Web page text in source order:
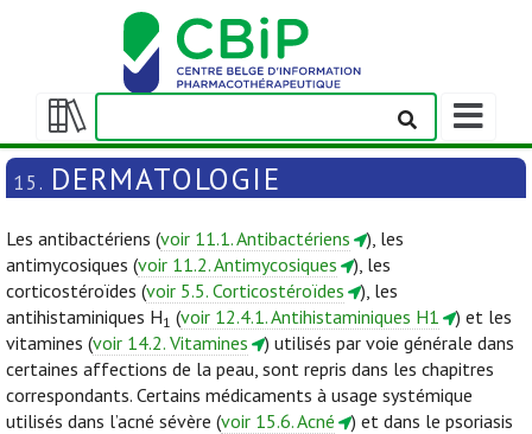
Afficher/masquer
la
table
matières
Afficher/
la
barre
navigation
15. DERMATOLOGIE
Les antibactériens (voir 11.1. Antibactériens
), les
antimycosiques (voir 11.2. Antimycosiques
), les
corticostéroïdes (voir 5.5. Corticostéroïdes
), les
antihistaminiques H1 (voir 12.4.1. Antihistaminiques H1
) et les
vitamines (voir 14.2. Vitamines
) utilisés par voie générale dans
certaines affections de la peau, sont repris dans les chapitres
correspondants. Certains médicaments à usage systémique
utilisés dans l’acné sévère (voir 15.6. Acné
) et dans le psoriasis